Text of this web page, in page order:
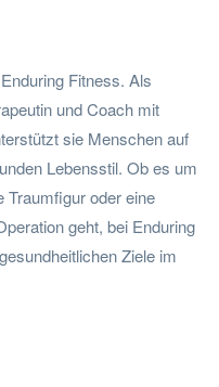
Fitness. Als
und Coach mit
sie Menschen auf
Lebensstil. Ob es um
Traumfigur oder eine
geht, bei Enduring
Ziele im